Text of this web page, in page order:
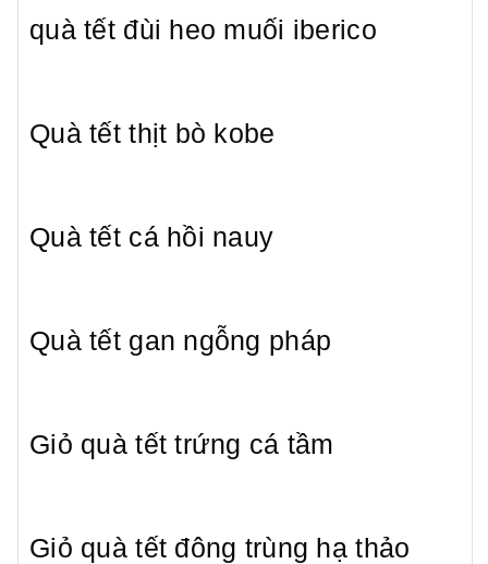
quà tết đùi heo muối iberico
Quà tết thịt bò kobe
Quà tết cá hồi nauy
Quà tết gan ngỗng pháp
Giỏ quà tết trứng cá tầm
Giỏ quà tết đông trùng hạ thảo